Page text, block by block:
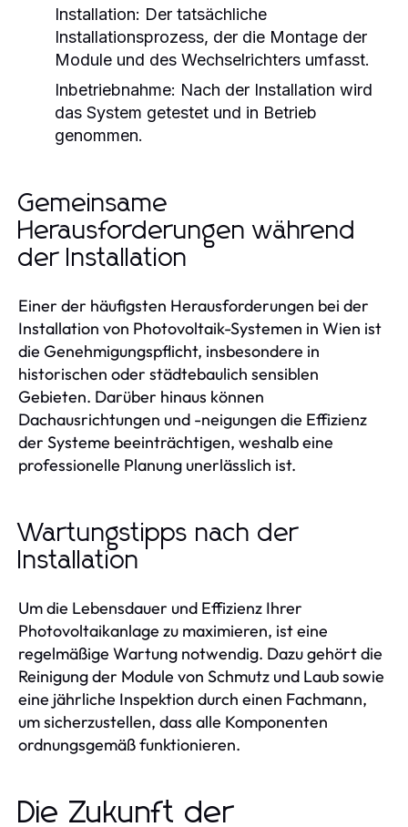
Installation: Der tatsächliche
Installationsprozess, der die Montage der
Module und des Wechselrichters umfasst.
Inbetriebnahme: Nach der Installation wird
das System getestet und in Betrieb
genommen.
Gemeinsame
Herausforderungen während
der Installation
Einer der häufigsten Herausforderungen bei der
Installation von Photovoltaik-Systemen in Wien ist
die Genehmigungspflicht, insbesondere in
historischen oder städtebaulich sensiblen
Gebieten. Darüber hinaus können
Dachausrichtungen und -neigungen die Effizienz
der Systeme beeinträchtigen, weshalb eine
professionelle Planung unerlässlich ist.
Wartungstipps nach der
Installation
Um die Lebensdauer und Effizienz Ihrer
Photovoltaikanlage zu maximieren, ist eine
regelmäßige Wartung notwendig. Dazu gehört die
Reinigung der Module von Schmutz und Laub sowie
eine jährliche Inspektion durch einen Fachmann,
um sicherzustellen, dass alle Komponenten
ordnungsgemäß funktionieren.
Die Zukunft der